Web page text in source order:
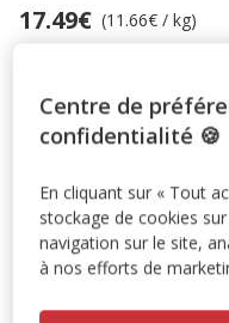
-10% sur votre
cours.
Voir conditions
Code: WELCOME10
Prix 17.49€, 11.66 EUR
17.49€ (11.66€ / kg)
Centre de
confidentialité 🍪
En cliquant sur « Tout
stockage de cookies
navigation sur le site,
à nos efforts de